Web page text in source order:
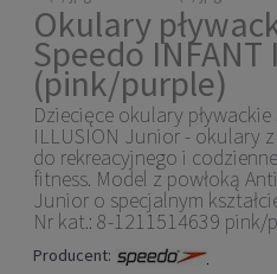
Okulary
Speedo
(pink/purple)
Dziecięce okulary pływackie
ILLUSION Junior - okulary z
do rekreacyjnego i
fitness. Model z powłoką
Junior o specjalnym
Nr kat.: 8-1211514639 pink/
Producent: